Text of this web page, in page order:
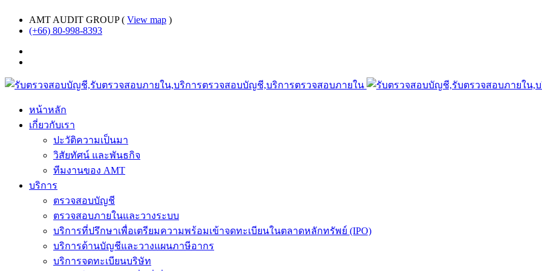
AMT AUDIT GROUP ( View map )
(+66) 80-998-8393
หน้าหลัก
เกี่ยวกับเรา
ปะวัติความเป็นมา
วิสัยทัศน์ และพันธกิจ
ทีมงานของ AMT
บริการ
ตรวจสอบบัญชี
ตรวจสอบภายในและวางระบบ
บริการที่ปรึกษาเพื่อเตรียมความพร้อมเข้าจดทะเบียนในตลาดหลักทรัพย์ (IPO)
บริการด้านบัญชีและวางแผนภาษีอากร
บริการจดทะเบียนบริษัท